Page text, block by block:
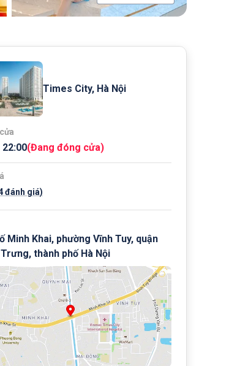
Times City, Hà Nội
22:00(Đang đóng cửa)
đánh giá)
Minh Khai, phường Vĩnh Tuy, quận
thành phố Hà Nội